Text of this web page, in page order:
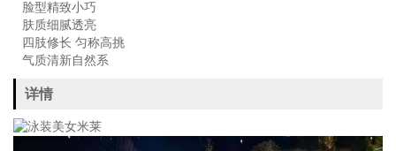
脸型精致小巧
肤质细腻透亮
四肢修长 匀称高挑
气质清新自然系
详情